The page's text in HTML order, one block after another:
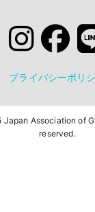
プライバシーポリ
Association of
reserved.